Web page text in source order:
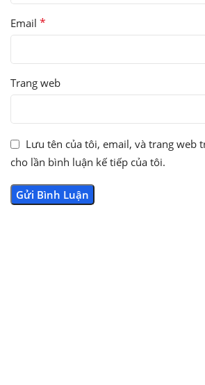
Email *
Trang web
Lưu tên của tôi, email, và trang web
cho lần bình luận kế tiếp của tôi.